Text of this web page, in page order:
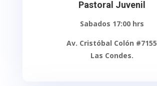
Pastoral Juvenil
Sabados 17:00 hrs
Av. Cristóbal Colón #7155
Las Condes.